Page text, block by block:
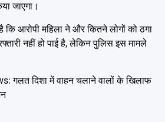
जाएगा।
कि आरोपी महिला ने और कितने लोगों को ठगा
नहीं हो पाई है, लेकिन पुलिस इस मामले
गलत दिशा में वाहन चलाने वालों के खिलाफ